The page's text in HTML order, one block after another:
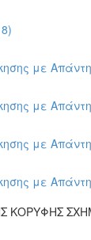
με
με
με
με
ΚΟΡΥΦΗΣ